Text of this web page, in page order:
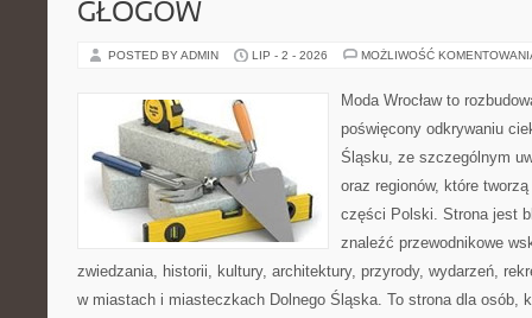
GŁOGÓW
POSTED BY ADMIN LIP - 2 - 2026 MOŻLIWOŚĆ
Moda Wrocław to
poświęcony odkrywaniu
Śląsku, ze szczególnym
oraz regionów, które
części Polski. Strona jest
znaleźć przewodnikowe
zwiedzania, historii, kultury, architektury, przyrody, wydarzeń,
w miastach i miasteczkach Dolnego Śląska. To strona dla osób,